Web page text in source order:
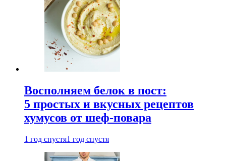
Восполняем белок в пост:
5 простых и вкусных рецептов
хумусов от шеф-повара
1 год спустя1 год спустя